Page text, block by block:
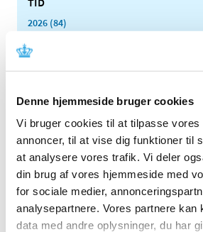
Denne hjemmeside bruger cookies
Vi bruger cookies til at tilpasse vores
annoncer, til at vise dig funktioner til
at analysere vores trafik. Vi deler
din brug af vores hjemmeside med
for sociale medier,
analysepartnere. Vores partnere kan
data med andre oplysninger, du har
2026 (84)
2024 (224)
2022 (197)
2021 (516)
2020 (263)
2019 (159)
2018 (150)
2017 (167)
2016 (167)